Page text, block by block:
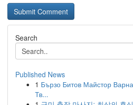
Search
Published News
1 Бързо Битов Майстор
Тв...